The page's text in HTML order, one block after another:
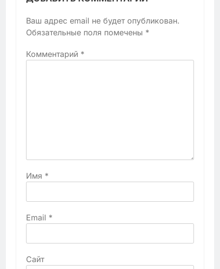
Ваш адрес email не будет опубликован.
Обязательные поля помечены *
Комментарий *
Имя *
Email *
Сайт